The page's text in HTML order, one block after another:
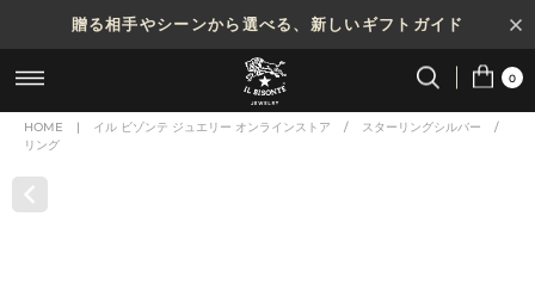
贈る相手やシーンから選べる、新しいギフトガイド
0
HOME | イル ビゾンテ ジュエリー オンラインストア / スターリングシルバー
/
リング